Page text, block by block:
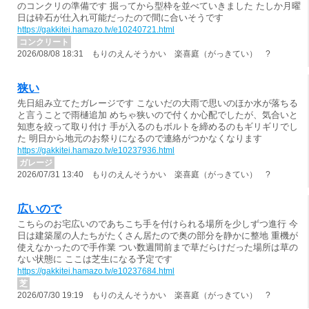
のコンクリの準備です 掘ってから型枠を並べていきました たしか月曜
日は砕石が仕入れ可能だったので間に合いそうです
https://gakkitei.hamazo.tv/e10240721.html
コンクリート
2026/08/08 18:31 もりのえんそうかい 楽喜庭（がっきてい） ?
狭い
先日組み立てたガレージです こないだの大雨で思いのほか水が落ちる
と言うことで雨樋追加 めちゃ狭いので付くか心配でしたが、気合いと
知恵を絞って取り付け 手が入るのもボルトを締めるのもギリギリでし
た 明日から地元のお祭りになるので連絡がつかなくなります
https://gakkitei.hamazo.tv/e10237936.html
ガレージ
2026/07/31 13:40 もりのえんそうかい 楽喜庭（がっきてい） ?
広いので
こちらのお宅広いのであちこち手を付けられる場所を少しずつ進行 今
日は建築屋の人たちがたくさん居たので奥の部分を静かに整地 重機が
使えなかったので手作業 つい数週間前まで草だらけだった場所は草の
ない状態に ここは芝生になる予定です
https://gakkitei.hamazo.tv/e10237684.html
芝
2026/07/30 19:19 もりのえんそうかい 楽喜庭（がっきてい） ?